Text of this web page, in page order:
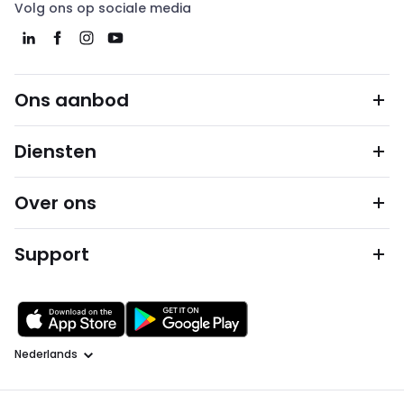
Volg ons op sociale media
Ons aanbod
Diensten
Over ons
Support
Taal